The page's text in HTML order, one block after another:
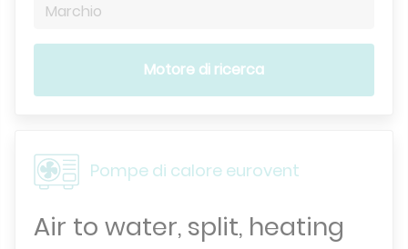
Marchio
Motore di ricerca
Pompe di calore eurovent
Air to water, split, heating